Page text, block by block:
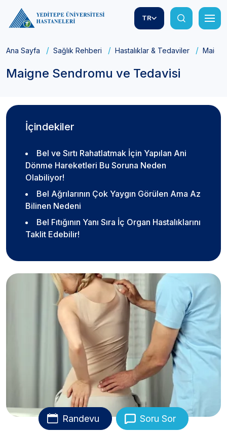
TR
Ana Sayfa Sağlık Rehberi Hastalıklar & Tedaviler
Maigne Sendromu ve Tedavisi
İçindekiler
Bel ve Sırtı Rahatlatmak İçin Yapılan Ani
Dönme Hareketleri Bu Soruna Neden
Olabiliyor!
Bel Ağrılarının Çok Yaygın Görülen Ama Az
Bilinen Nedeni
Bel Fıtığının Yanı Sıra İç Organ Hastalıklarını
Taklit Edebilir!
Randevu Soru Sor